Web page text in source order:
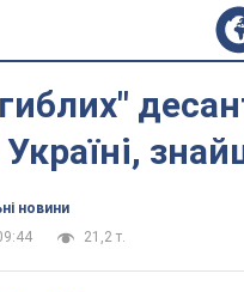
Україні,
новини
21,2 т.